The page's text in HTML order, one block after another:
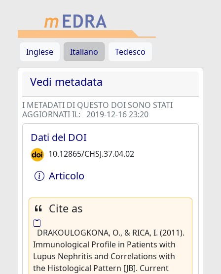
Inglese Italiano Tedesco
Vedi metadata
I METADATI DI QUESTO DOI SONO STATI
AGGIORNATI IL: 2019-12-16 23:20
Dati del DOI
10.12865/CHSJ.37.04.02
Articolo
Cite as
DRAKOULOGKONA, O., & RICA, I. (2011).
Immunological Profile in Patients with
Lupus Nephritis and Correlations with
the Histological Pattern [JB]. Current